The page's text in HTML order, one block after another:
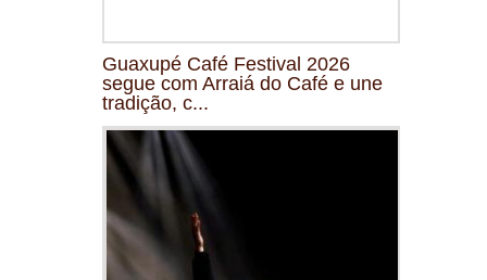
Guaxupé Café Festival 2026
segue com Arraiá do Café e une
tradição, c...